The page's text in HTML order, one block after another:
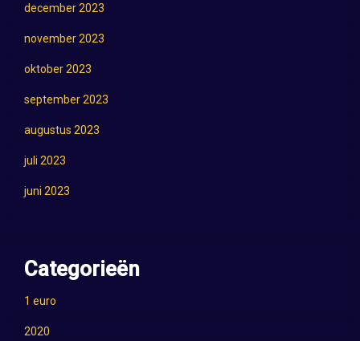
december 2023
november 2023
oktober 2023
september 2023
augustus 2023
juli 2023
juni 2023
Categorieën
1 euro
2020